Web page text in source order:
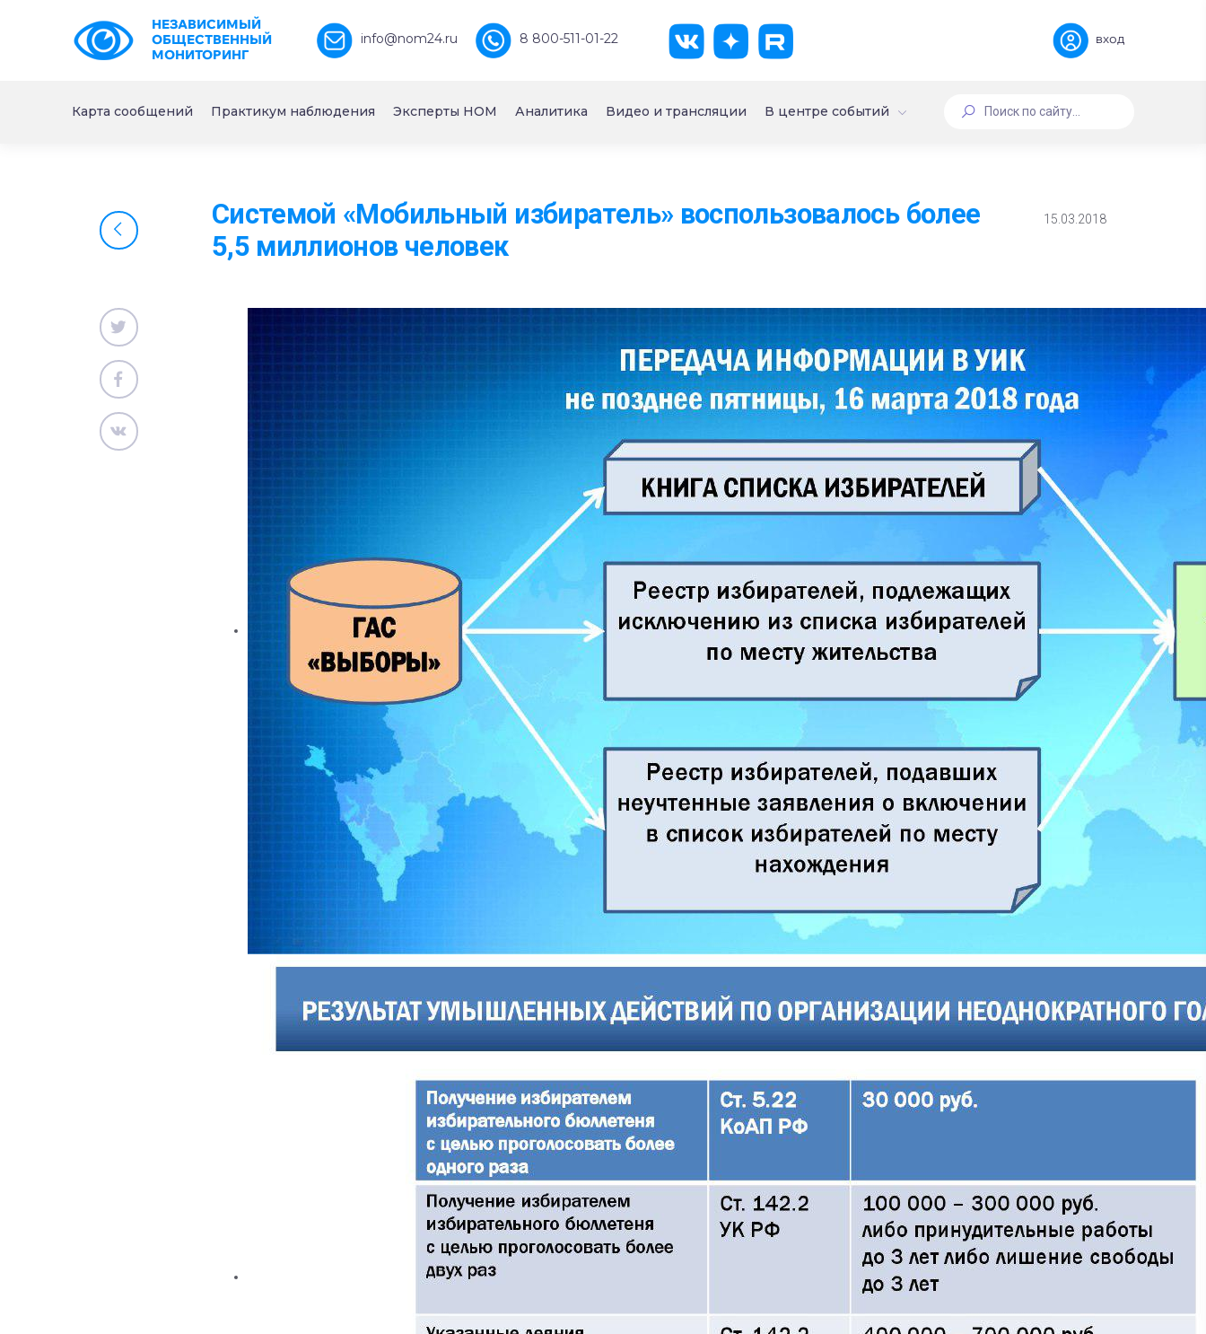
НЕЗАВИСИМЫЙ
ОБЩЕСТВЕННЫЙ
МОНИТОРИНГ
info@nom24.ru 8 800-511-01-22 вход
Карта сообщений Практикум наблюдения Эксперты НОМ Аналитика Видео и трансляции В центре событий
Системой «Мобильный избиратель» воспользовалось более
5,5 миллионов человек
15.03.2018